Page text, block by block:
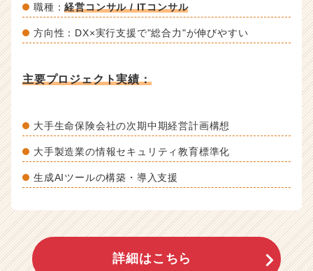
職種：経営コンサル / ITコンサル
方向性：DX×実行支援で"総合力"が伸びやすい
主要プロジェクト実績：
大手生命保険会社の次期中期経営計画構想
大手製造業の情報セキュリティ教育標準化
生成AIツールの構築・導入支援
詳細はこちら